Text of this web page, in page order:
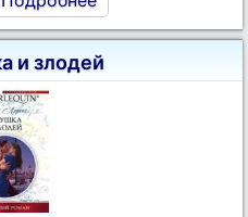
и злодей